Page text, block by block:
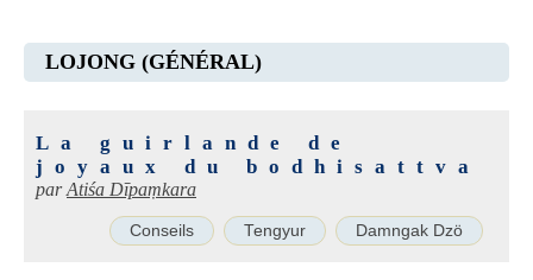
LOJONG (GÉNÉRAL)
La guirlande de
joyaux du bodhisattva
parAtiśa Dīpaṃkara
Conseils Tengyur Damngak Dzö